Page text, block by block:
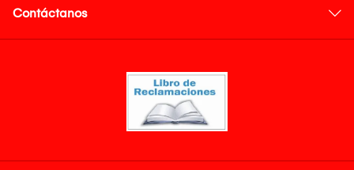
Contáctanos